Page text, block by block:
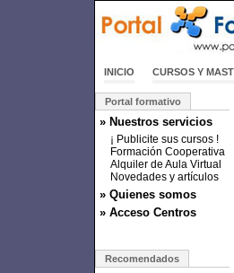
INICIO CURSOS Y
Portal formativo
» Nuestros servicios
¡ Publicite sus cursos !
Formación Cooperativa
Alquiler de Aula Virtual
Novedades y artículos
» Quienes somos
» Acceso Centros
Recomendados